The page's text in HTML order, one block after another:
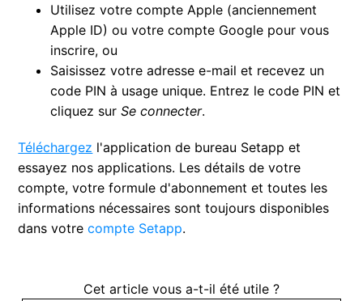
Utilisez votre compte Apple (anciennement
Apple ID) ou votre compte Google pour vous
inscrire, ou
Saisissez votre adresse e-mail et recevez un
code PIN à usage unique. Entrez le code PIN et
cliquez surSe connecter.
Téléchargez l'application de bureau Setapp et
essayez nos applications. Les détails de votre
compte, votre formule d'abonnement et toutes les
informations nécessaires sont toujours disponibles
dans votrecompte Setapp.
Cet article vous a-t-il été utile ?